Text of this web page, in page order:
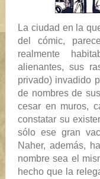
La ciudad en la
del cómic,
realmente
alienantes, sus
privado) invadido
de nombres de
cesar en muros,
constatar su
sólo ese gran
Naher, además,
nombre sea el
hecho que la